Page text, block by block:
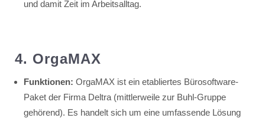
und damit Zeit im Arbeitsalltag.
4. OrgaMAX
Funktionen: OrgaMAX ist ein etabliertes Bürosoftware-
Paket der Firma Deltra (mittlerweile zur Buhl-Gruppe
gehörend). Es handelt sich um eine umfassende Lösung